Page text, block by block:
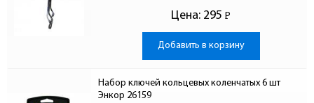
Цена: 295 Р
-
Добавить в корзину
Набор ключей кольцевых коленчатых 6 шт
Энкор 26159